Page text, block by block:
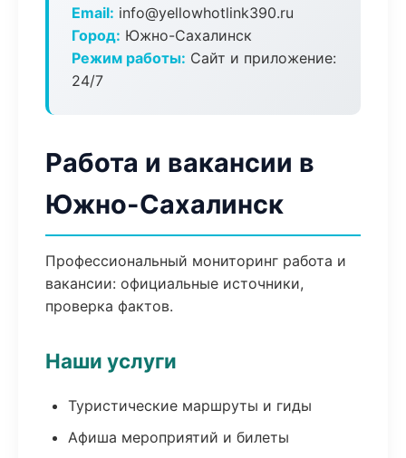
Email: info@yellowhotlink390.ru
Город: Южно-Сахалинск
Режим работы: Сайт и приложение:
24/7
Работа и вакансии в
Южно-Сахалинск
Профессиональный мониторинг работа и
вакансии: официальные источники,
проверка фактов.
Наши услуги
Туристические маршруты и гиды
Афиша мероприятий и билеты